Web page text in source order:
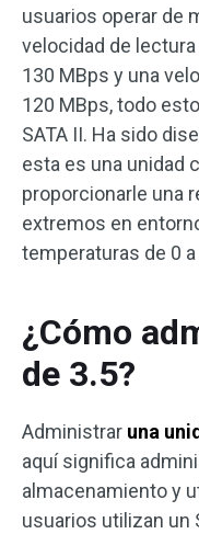
usuarios operar de
velocidad de
130 MBps y una
120 MBps, todo
SATA II. Ha sido
esta es una unidad
proporcionarle una
extremos en
temperaturas de 0 a
¿Cómo
de 3.5?
Administrar una
aquí significa
almacenamiento y
usuarios utilizan un